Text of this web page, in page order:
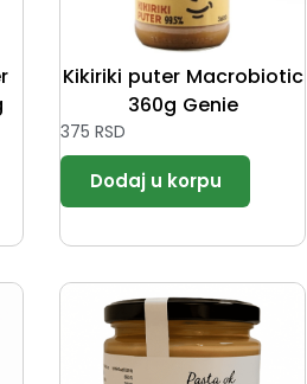
Kikiriki puter Macrobiotic
360g Genie
375 RSD